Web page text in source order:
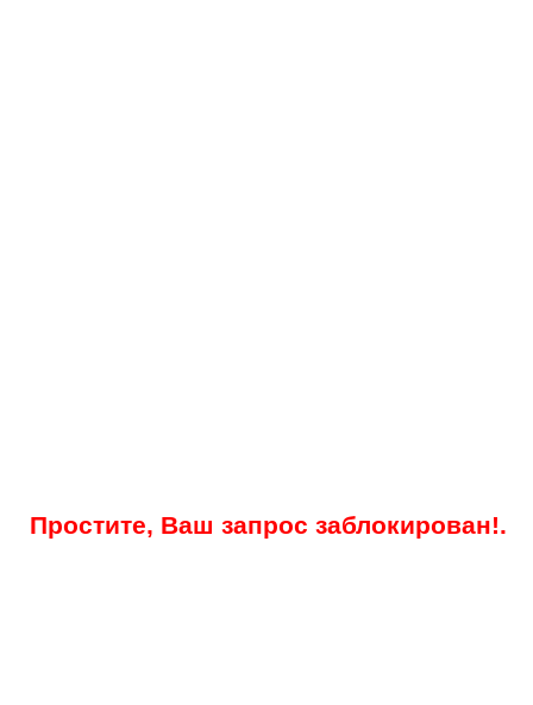
Простите, Ваш запрос заблокирован!.